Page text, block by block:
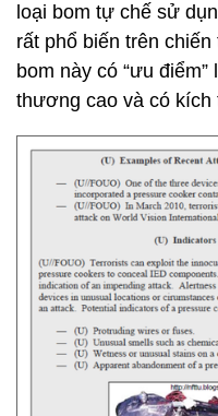
loại bom tự chế sử
rất phổ biến trên
bom này có “ưu
thương cao và có kích